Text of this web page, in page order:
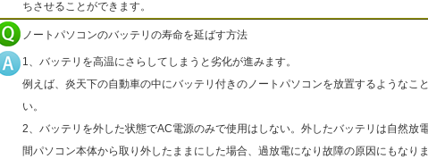
ちさせることができます。
ノートパソコンのバッテリの寿命を延ばす方法
1、バッテリを高温にさらしてしまうと劣化が進みます。
例えば、炎天下の自動車の中にバッテリ付きのノートパソコンを放置するようなこ
い。
2、バッテリを外した状態でAC電源のみで使用はしない。外したバッテリは自然放
間パソコン本体から取り外したままにした場合、過放電になり故障の原因にもなり